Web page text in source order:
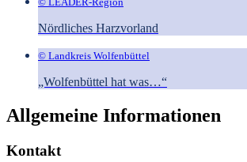
Nördliches Harzvorland
© Landkreis Wolfenbüttel
„Wolfenbüttel hat was…“
Allgemeine Informationen
Kontakt